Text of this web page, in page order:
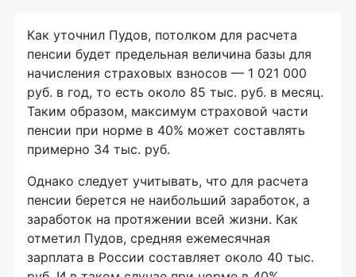
Как уточнил Пудов, потолком для расчета
пенсии будет предельная величина базы для
начисления страховых взносов — 1 021 000
руб. в год, то есть около 85 тыс. руб. в месяц.
Таким образом, максимум страховой части
пенсии при норме в 40% может составлять
примерно 34 тыс. руб.
Однако следует учитывать, что для расчета
пенсии берется не наибольший заработок, а
заработок на протяжении всей жизни. Как
отметил Пудов, средняя ежемесячная
зарплата в России составляет около 40 тыс.